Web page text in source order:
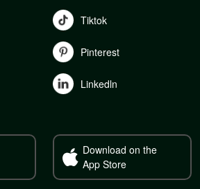
Tiktok
Pinterest
Linkedln
Download on the
App Store